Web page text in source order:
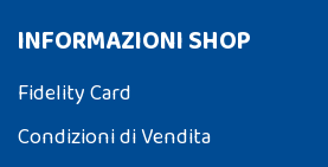
INFORMAZIONI SHOP
Fidelity Card
Condizioni di Vendita